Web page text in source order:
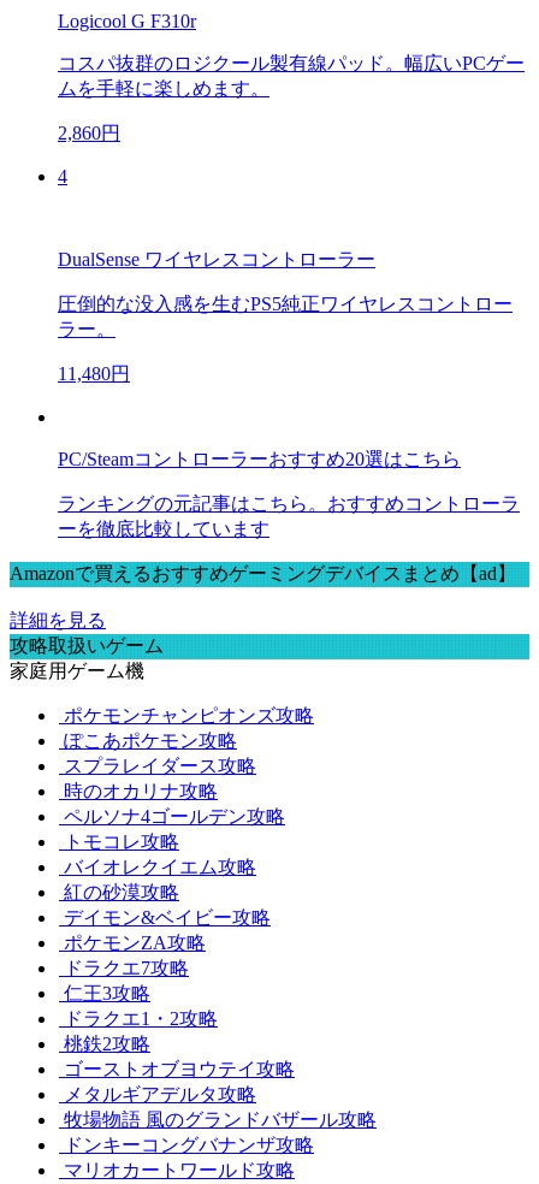
Logicool G F310r
コスパ抜群のロジクール製有線パッド。幅広いPCゲー
ムを手軽に楽しめます。
2,860円
4
DualSense ワイヤレスコントローラー
圧倒的な没入感を生むPS5純正ワイヤレスコントロー
ラー。
11,480円
PC/Steamコントローラーおすすめ20選はこちら
ランキングの元記事はこちら。おすすめコントローラ
ーを徹底比較しています
Amazonで買えるおすすめゲーミングデバイスまとめ【ad】
詳細を見る
攻略取扱いゲーム
家庭用ゲーム機
ポケモンチャンピオンズ攻略
ぽこあポケモン攻略
スプラレイダース攻略
時のオカリナ攻略
ペルソナ4ゴールデン攻略
トモコレ攻略
バイオレクイエム攻略
紅の砂漠攻略
デイモン&ベイビー攻略
ポケモンZA攻略
ドラクエ7攻略
仁王3攻略
ドラクエ1・2攻略
桃鉄2攻略
ゴーストオブヨウテイ攻略
メタルギアデルタ攻略
牧場物語 風のグランドバザール攻略
ドンキーコングバナンザ攻略
マリオカートワールド攻略